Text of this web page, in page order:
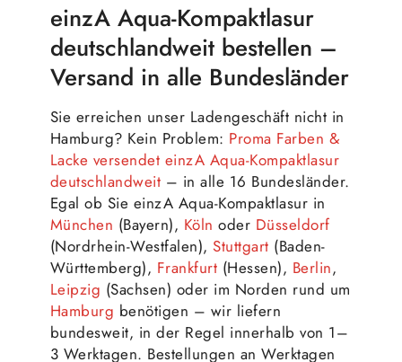
einzA Aqua-Kompaktlasur
deutschlandweit bestellen –
Versand in alle Bundesländer
Sie erreichen unser Ladengeschäft nicht in
Hamburg? Kein Problem: Proma Farben &
Lacke versendet einzA Aqua-Kompaktlasur
deutschlandweit – in alle 16 Bundesländer.
Egal ob Sie einzA Aqua-Kompaktlasur in
München (Bayern), Köln oder Düsseldorf
(Nordrhein-Westfalen),Stuttgart (Baden-
Württemberg), Frankfurt (Hessen), Berlin,
Leipzig (Sachsen) oder im Norden rund um
Hamburg benötigen – wir liefern
bundesweit, in der Regel innerhalb von 1–
3 Werktagen. Bestellungen an Werktagen